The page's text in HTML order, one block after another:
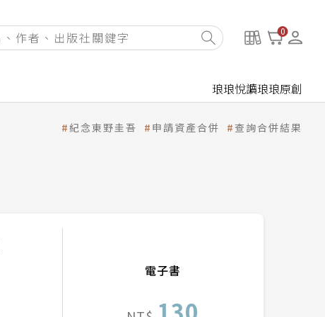
0
琅琅悅讀琅琅原創
紀念東野圭吾 申請資產合併 查詢合併結果
電子書